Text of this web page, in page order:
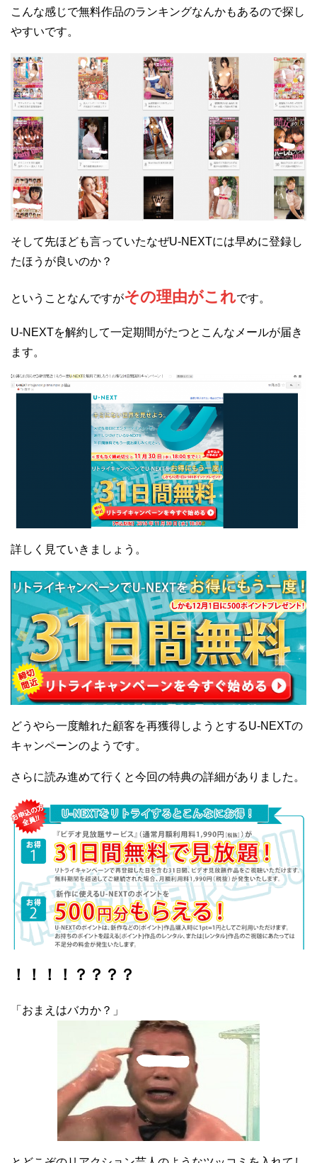
こんな感じで無料作品のランキングなんかもあるので探し
やすいです。
そして先ほども言っていたなぜU-NEXTには早めに登録し
たほうが良いのか？
ということなんですがその理由がこれです。
U-NEXTを解約して一定期間がたつとこんなメールが届き
ます。
詳しく見ていきましょう。
どうやら一度離れた顧客を再獲得しようとするU-NEXTの
キャンペーンのようです。
さらに読み進めて行くと今回の特典の詳細がありました。
！！！！？？？？
「おまえはバカか？」